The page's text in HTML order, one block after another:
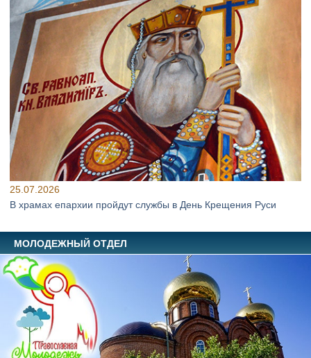
25.07.2026
В храмах епархии пройдут службы в День Крещения Руси
МОЛОДЕЖНЫЙ ОТДЕЛ